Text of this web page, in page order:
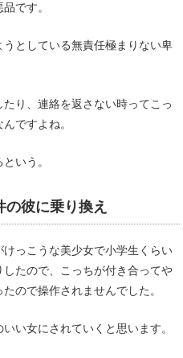
です。
としている無責任極まりない卑
り、連絡を返さない時ってこっ
ですよね。
いう。
彼に乗り換え
っこうな美少女で小学生くらい
たので、こっちが付き合ってや
ので操作されませんでした。
い女にされていくと思います。